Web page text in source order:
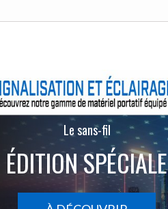
Le sans-fil
ÉDITION SPÉCIALE